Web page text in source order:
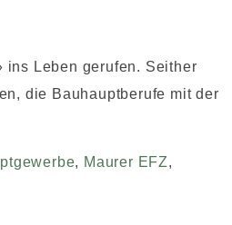
ins Leben gerufen. Seither
die Bauhauptberufe mit der
, Maurer EFZ,